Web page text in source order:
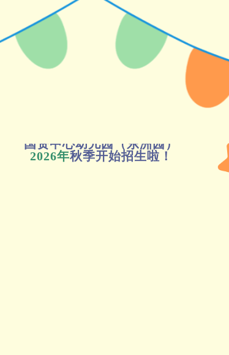
国资中心幼儿园（东洲园）
2026年秋季开始招生啦！